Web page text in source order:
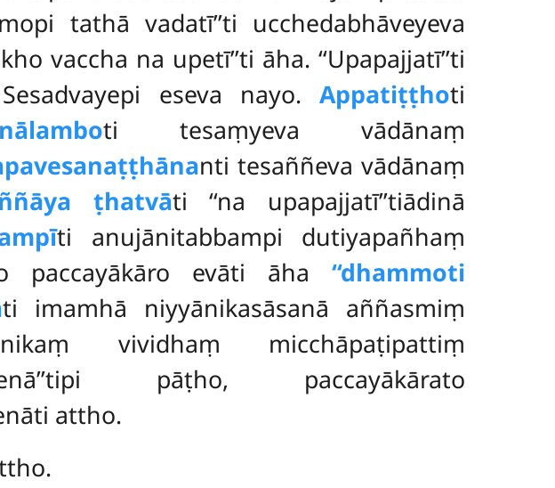
tathā vadatī’’ti ucchedabhāveyeva
vaccha na upetī’’ti āha. ‘‘Upapajjatī’’ti
eseva nayo.Appatiṭṭhoti
ti tesaṃyeva vādānaṃ
nti tesaññeva vādānaṃ
ṭhatvāti ‘‘na upapajjatī’’tiādinā
ti anujānitabbampi dutiyapañhaṃ
paccayākāro evāti āha‘‘dhammoti
ti imamhā niyyānikasāsanā aññasmiṃ
vividhaṃ micchāpaṭipattiṃ
pāṭho, paccayākārato
attho.